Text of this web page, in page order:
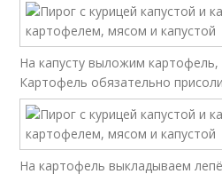
На капусту выложим картофель,
Картофель обязательно
На картофель выкладываем